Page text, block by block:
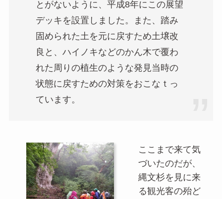
とがないように、平成8年にこの展望
デッキを設置しました。また、踏み
固められた土を元に戻すため土壌改
良と、ハイノキなどのかん木で覆わ
れた周りの植生のような発見当時の
状態に戻すための対策をおこなｔっ
ています。
ここまで来て気
づいたのだが、
縄文杉を見に来
る観光客の殆ど